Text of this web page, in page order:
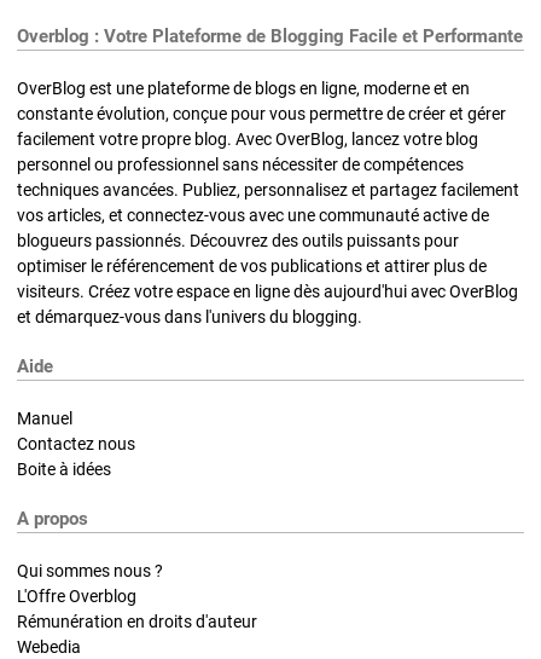
Overblog : Votre Plateforme de Blogging Facile et Performante
OverBlog est une plateforme de blogs en ligne, moderne et en
constante évolution, conçue pour vous permettre de créer et gérer
facilement votre propre blog. Avec OverBlog, lancez votre blog
personnel ou professionnel sans nécessiter de compétences
techniques avancées. Publiez, personnalisez et partagez facilement
vos articles, et connectez-vous avec une communauté active de
blogueurs passionnés. Découvrez des outils puissants pour
optimiser le référencement de vos publications et attirer plus de
visiteurs. Créez votre espace en ligne dès aujourd'hui avec OverBlog
et démarquez-vous dans l'univers du blogging.
Aide
Manuel
Contactez nous
Boite à idées
A propos
Qui sommes nous ?
L'Offre Overblog
Rémunération en droits d'auteur
Webedia